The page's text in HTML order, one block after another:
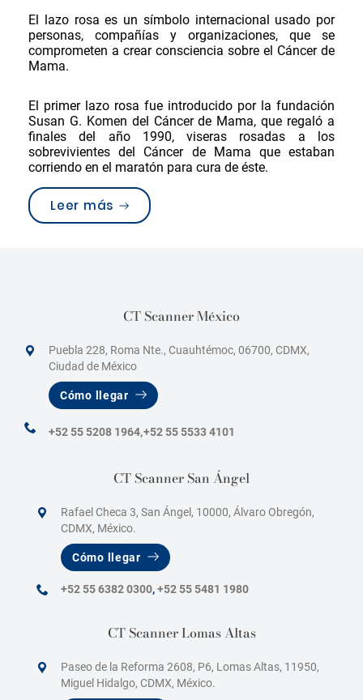
El lazo rosa es un símbolo internacional usado por
personas, compañías y organizaciones, que se
comprometen a crear consciencia sobre el Cáncer de
Mama.
El primer lazo rosa fue introducido por la fundación
Susan G. Komen del Cáncer de Mama, que regaló a
finales del año 1990, viseras rosadas a los
sobrevivientes del Cáncer de Mama que estaban
corriendo en el maratón para cura de éste.
Leer más “Lazo rosa, sensibilización sobre el
CT Scanner México
Puebla 228, Roma Nte., Cuauhtémoc, 06700, CDMX,
Ciudad de México
Cómo llegar
+52 55 5208 1964,+52 55 5533 4101
CT Scanner San Ángel
Rafael Checa 3, San Ángel, 10000, Álvaro Obregón,
CDMX, México.
Cómo llegar
+52 55 6382 0300,+52 55 5481 1980
CT Scanner Lomas Altas
Paseo de la Reforma 2608, P6, Lomas Altas, 11950,
Miguel Hidalgo, CDMX, México.